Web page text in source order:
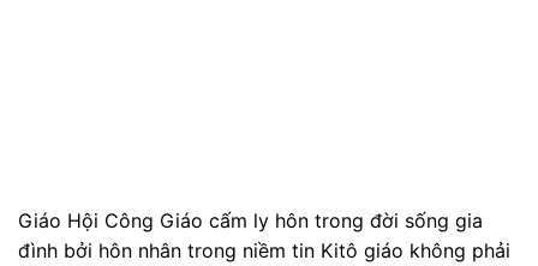
Giáo Hội Công Giáo cấm ly hôn trong đời sống gia
đình bởi hôn nhân trong niềm tin Kitô giáo không phải